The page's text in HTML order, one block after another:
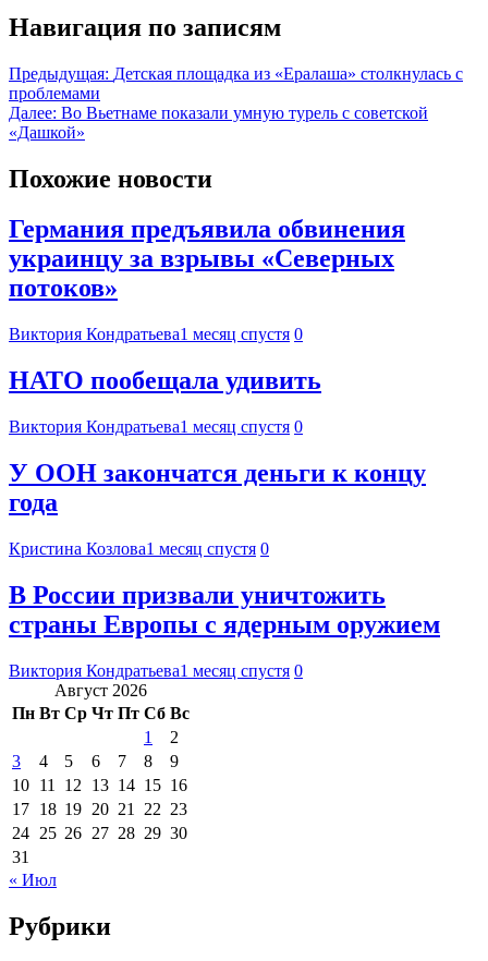
Навигация по записям
Предыдущая: Детская площадка из «Ералаша» столкнулась с
проблемами
Далее: Во Вьетнаме показали умную турель с советской
«Дашкой»
Похожие новости
Германия предъявила обвинения
украинцу за взрывы «Северных
потоков»
Виктория Кондратьева1 месяц спустя 0
НАТО пообещала удивить
Виктория Кондратьева1 месяц спустя 0
У ООН закончатся деньги к концу
года
Кристина Козлова1 месяц спустя 0
В России призвали уничтожить
страны Европы с ядерным оружием
Виктория Кондратьева1 месяц спустя 0
Август 2026
Пн Вт Ср Чт Пт Сб Вс
1
2
3
4 5 6 7 8
9
10 11 12 13 14 15 16
17 18 19 20 21 22 23
24 25 26 27 28 29 30
31
« Июл
Рубрики